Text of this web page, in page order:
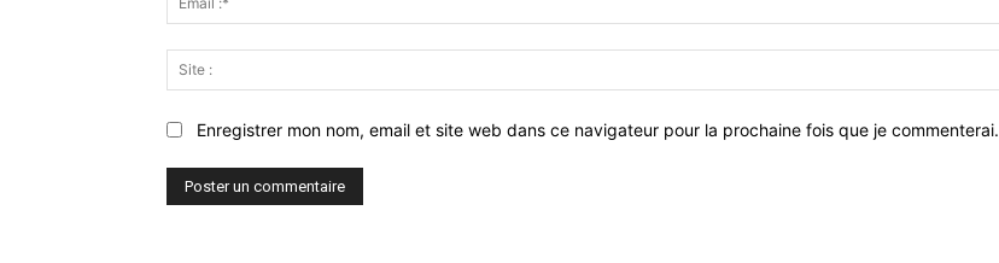
Enregistrer mon nom, email et site web dans ce navigateur pour la prochaine fois que je commenterai.